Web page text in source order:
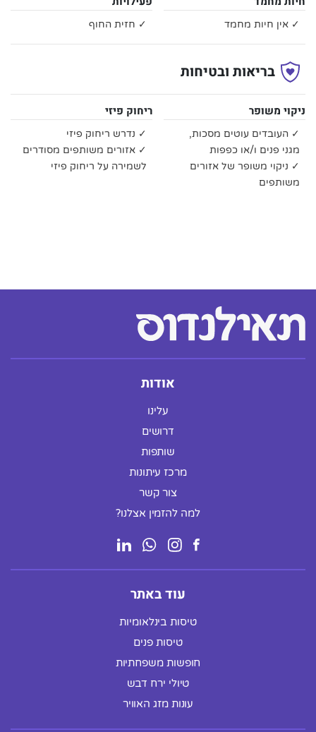
✓ אין חיות מחמד ✓ חזית החוף
בריאות ובטיחות
ניקוי משופר
✓ העובדים עוטים מסכות,
מגני פנים ו/או כפפות
✓ ניקוי משופר של אזורים
משותפים
ריחוק פיזי
✓ נדרש ריחוק פיזי
✓ אזורים משותפים מסודרים
לשמירה על ריחוק פיזי
אודות
עלינו
דרושים
שותפות
מרכז עיתונות
צור קשר
למה להזמין אצלנו?
עוד באתר
טיסות בינלאומיות
טיסות פנים
חופשות משפחתיות
טיולי ירח דבש
עונות מזג האוויר